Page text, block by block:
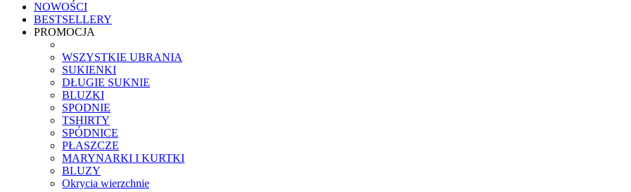
NOWOŚCI
BESTSELLERY
PROMOCJA
WSZYSTKIE UBRANIA
SUKIENKI
DŁUGIE SUKNIE
BLUZKI
SPODNIE
TSHIRTY
SPÓDNICE
PŁASZCZE
MARYNARKI I KURTKI
BLUZY
Okrycia wierzchnie